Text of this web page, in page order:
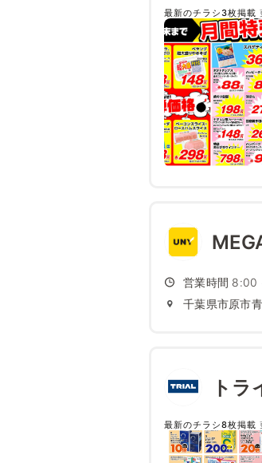
最新のチラシ3枚掲載
営業時間 8:00
千葉県市原市
トラ
最新のチラシ8枚掲載